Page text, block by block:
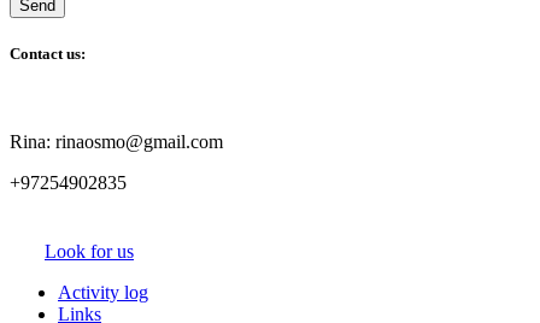
Contact us:
Rina: rinaosmo@gmail.com
+97254902835
Look for us
Activity log
Links